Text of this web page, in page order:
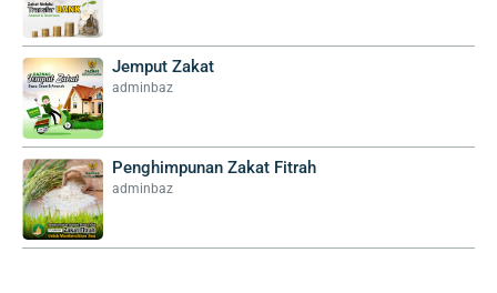
Jemput Zakat
adminbaz
Penghimpunan Zakat Fitrah
adminbaz